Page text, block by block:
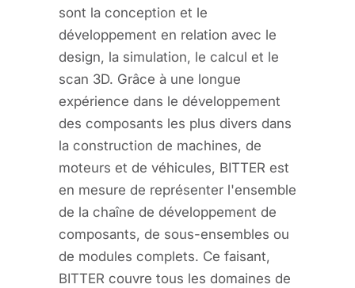
sont la conception et le
développement en relation avec le
design, la simulation, le calcul et le
scan 3D. Grâce à une longue
expérience dans le développement
des composants les plus divers dans
la construction de machines, de
moteurs et de véhicules, BITTER est
en mesure de représenter l'ensemble
de la chaîne de développement de
composants, de sous-ensembles ou
de modules complets. Ce faisant,
BITTER couvre tous les domaines de